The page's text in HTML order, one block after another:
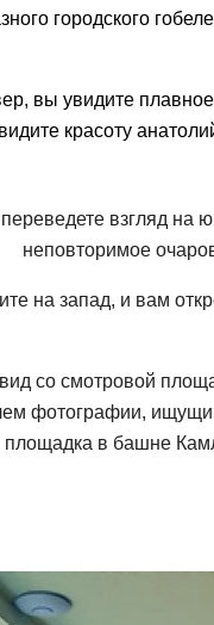
городского
вы увидите
красоту
взгляд на
неповторимое
на запад, и вам
со смотровой
фотографии,
в башне